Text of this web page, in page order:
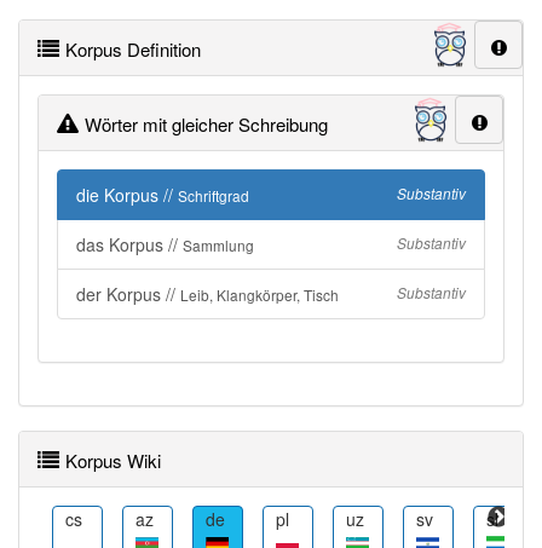
Plural
Duden geprüft: Korpus Duden
Korpus Wiktionary
Wörter mit Endung-korpus: 1
Wörter mit Endung
Korpus Definition
Wörter mit gleicher Schreibung
die Korpus // Schriftgrad Substantiv
das Korpus // Sammlung Substantiv
der Korpus // Leib, Klangkörper, Tisch Substantiv
Korpus Wiki
cs az de pl uz sv sl